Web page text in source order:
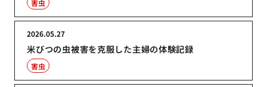
害虫
米びつの虫被害を克服した主婦の体験記録
2026.05.27
害虫